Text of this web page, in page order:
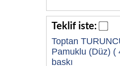
Teklif iste:
Toptan
Pamuklu (Düz) (
baskı